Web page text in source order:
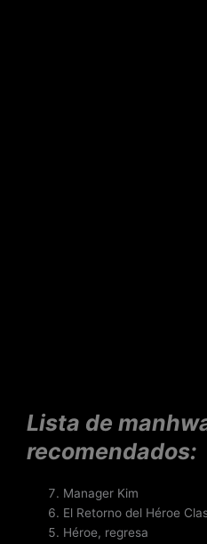
Lista de
recomendados:
Manager Kim
El Retorno del Héroe
Héroe, regresa